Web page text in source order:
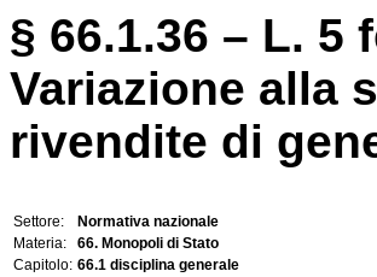
§ 66.1.36 – L. 5
Variazione alla
rivendite di
Settore:
Normativa nazionale
Materia:
66. Monopoli di Stato
Capitolo: 66.1 disciplina generale